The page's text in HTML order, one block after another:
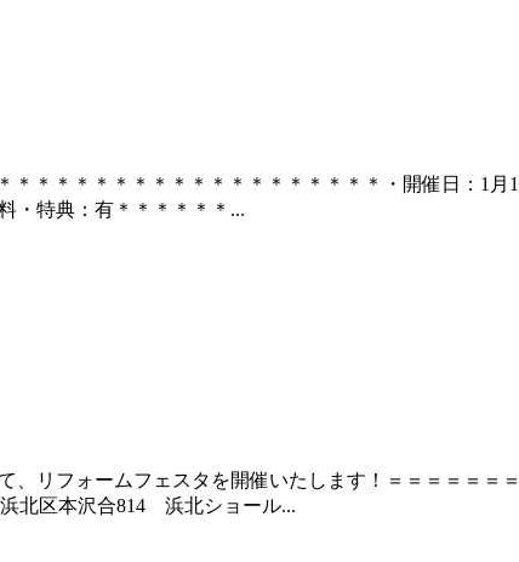
＊＊＊＊＊＊＊＊＊＊＊＊＊＊＊＊＊＊・開催日：1月
特典：有＊＊＊＊＊＊...
リフォームフェスタを開催いたします！＝＝＝＝＝＝
浜北区本沢合814 浜北ショール...